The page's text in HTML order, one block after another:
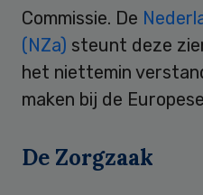
Commissie. De
(NZa) steunt deze
het niettemin
maken bij de
De Zorgzaak